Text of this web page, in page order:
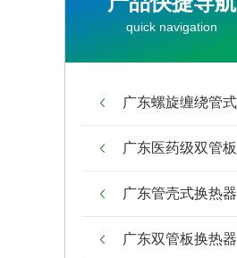
quick navigation
广东管壳式换热器
广东双管板换热器